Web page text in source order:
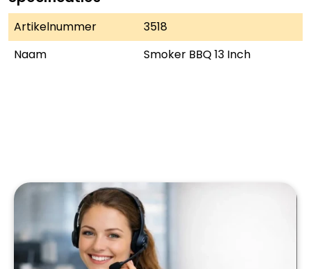
Artikelnummer
3518
Naam
Smoker BBQ 13 Inch